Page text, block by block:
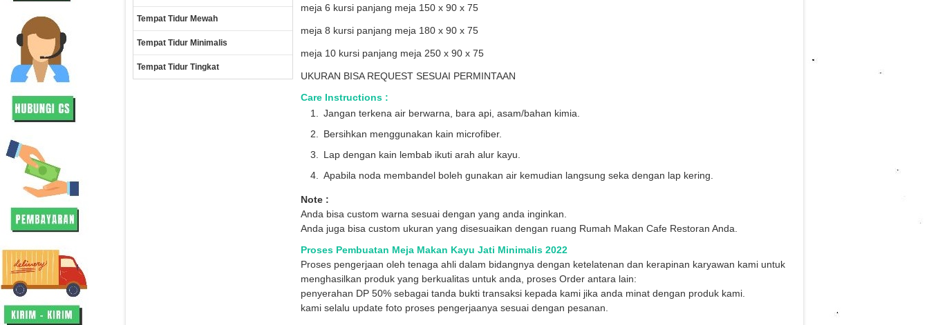
meja 6 kursi panjang meja 150 x 90 x 75
meja 8 kursi panjang meja 180 x 90 x 75
meja 10 kursi panjang meja 250 x 90 x 75
UKURAN BISA REQUEST SESUAI PERMINTAAN
Care Instructions :
Jangan terkena air berwarna, bara api, asam/bahan kimia.
Bersihkan menggunakan kain microfiber.
Lap dengan kain lembab ikuti arah alur kayu.
Apabila noda membandel boleh gunakan air kemudian langsung seka dengan lap kering.
Note :
Anda bisa custom warna sesuai dengan yang anda inginkan.
Anda juga bisa custom ukuran yang disesuaikan dengan ruang Rumah Makan Cafe Restoran Anda.
Proses Pembuatan Meja Makan Kayu Jati Minimalis 2022
Proses pengerjaan oleh tenaga ahli dalam bidangnya dengan ketelatenan dan kerapinan karyawan kami untuk
menghasilkan produk yang berkualitas untuk anda, proses Order antara lain:
penyerahan DP 50% sebagai tanda bukti transaksi kepada kami jika anda minat dengan produk kami.
kami selalu update foto proses pengerjaanya sesuai dengan pesanan.
Tempat Tidur Mewah
Tempat Tidur Minimalis
Tempat Tidur Tingkat